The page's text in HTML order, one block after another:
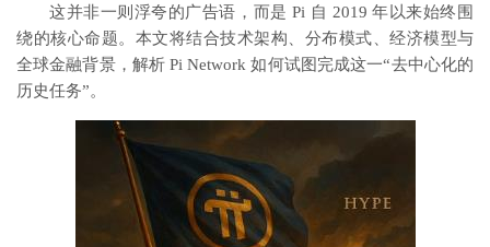
这并非一则浮夸的广告语，而是 Pi 自 2019 年以来始终围
绕的核心命题。本文将结合技术架构、分布模式、经济模型与
全球金融背景，解析 Pi Network 如何试图完成这一“去中心化的
历史任务”。